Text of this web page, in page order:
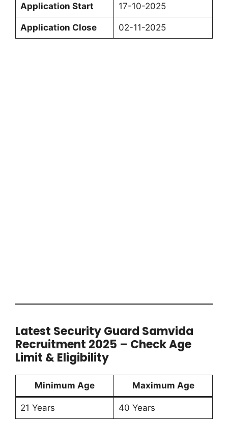
Application Start 17-10-2025
Application Close 02-11-2025
Latest Security Guard Samvida
Recruitment 2025 – Check Age
Limit & Eligibility
Minimum Age Maximum Age
21 Years 40 Years